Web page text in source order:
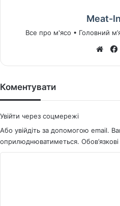
Meat-
Все про м'ясо • Головний
We
Коментувати
Увійти через соцмережі
Або увійдіть за допомогою email.
оприлюднюватиметься.